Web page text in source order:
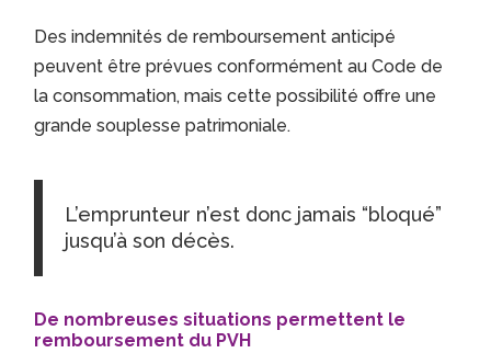
Des indemnités de remboursement anticipé
peuvent être prévues conformément auCode de
la consommation, mais cette possibilité offre une
grande souplesse patrimoniale.
L’emprunteur n’est donc jamais “bloqué”
jusqu’à son décès.
De nombreuses situations permettent le
remboursement du PVH